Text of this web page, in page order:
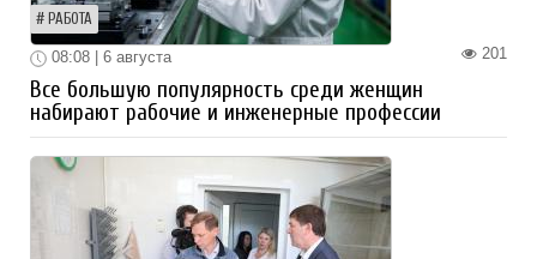
РАБОТА
201
08:08 | 6 августа
Все большую популярность среди женщин
набирают рабочие и инженерные профессии